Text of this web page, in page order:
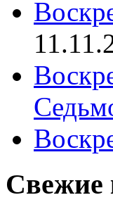
Свежие